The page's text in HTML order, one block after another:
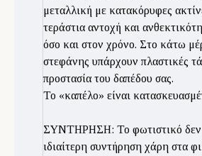
μεταλλική με κατακόρυφες
τεράστια αντοχή και
όσο και στον χρόνο. Στο κάτω
στεφάνης υπάρχουν πλαστικές
προστασία του δαπέδου σας.
Το «καπέλο» είναι
ΣΥΝΤΗΡΗΣΗ: Το φωτιστικό δεν
ιδιαίτερη συντήρηση χάρη στα